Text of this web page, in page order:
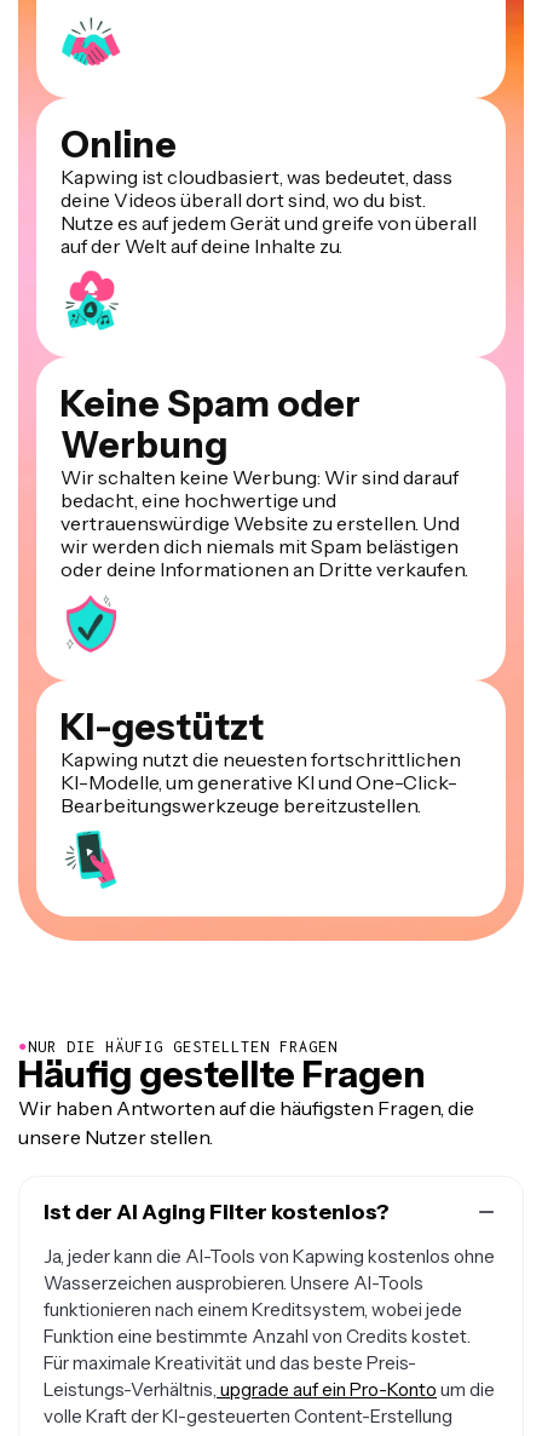
Online
Kapwing ist cloudbasiert, was bedeutet, dass
deine Videos überall dort sind, wo du bist.
Nutze es auf jedem Gerät und greife von überall
auf der Welt auf deine Inhalte zu.
Keine Spam oder
Werbung
Wir schalten keine Werbung: Wir sind darauf
bedacht, eine hochwertige und
vertrauenswürdige Website zu erstellen. Und
wir werden dich niemals mit Spam belästigen
oder deine Informationen an Dritte verkaufen.
KI-gestützt
Kapwing nutzt die neuesten fortschrittlichen
KI-Modelle, um generative KI und One-Click-
Bearbeitungswerkzeuge bereitzustellen.
●NUR DIE HÄUFIG GESTELLTEN FRAGEN
Häufig gestellte Fragen
Wir haben Antworten auf die häufigsten Fragen, die
unsere Nutzer stellen.
Ist der AI Aging Filter kostenlos?
Ja, jeder kann die AI-Tools von Kapwing kostenlos ohne
Wasserzeichen ausprobieren. Unsere AI-Tools
funktionieren nach einem Kreditsystem, wobei jede
Funktion eine bestimmte Anzahl von Credits kostet.
Für maximale Kreativität und das beste Preis-
Leistungs-Verhältnis, upgrade auf ein Pro-Konto um die
volle Kraft der KI-gesteuerten Content-Erstellung